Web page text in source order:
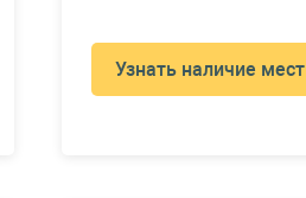
Узнать наличие мест